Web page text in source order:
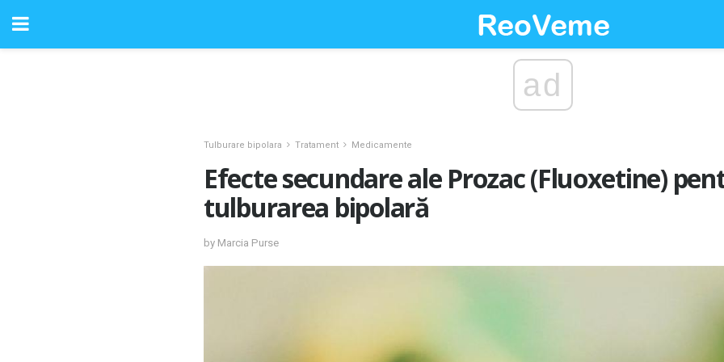
ad
Tulburare bipolara Tratament Medicamente
Efecte secundare ale Prozac (Fluoxetine)
tulburarea bipolară
by Marcia Purse